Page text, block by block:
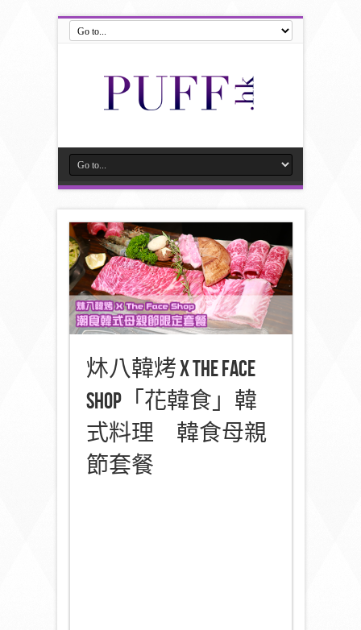
炑八韓烤 X The Face
Shop「花韓食」韓
式料理 韓食母親
節套餐